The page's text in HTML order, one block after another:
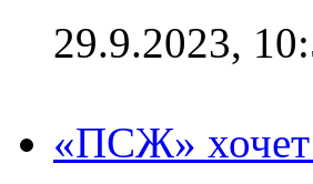
29.9.2023,
«ПСЖ» хочет